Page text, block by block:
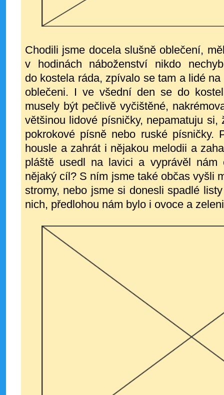
Chodili jsme docela slušně oblečení,
v hodinách náboženství nikdo
do kostela ráda, zpívalo se tam a lidé
oblečeni. I ve všední den se do
musely být pečlivě vyčištěné,
většinou lidové písničky, nepamatuju si,
pokrokové písně nebo ruské písničky.
housle a zahrát i nějakou melodii a
pláště usedl na lavici a vyprávěl nám
nějaký cíl? S ním jsme také občas vyšli
stromy, nebo jsme si donesli spadlé
nich, předlohou nám bylo i ovoce a